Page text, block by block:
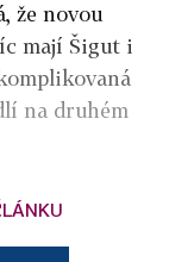
že novou
mají Šigut i
na druhém